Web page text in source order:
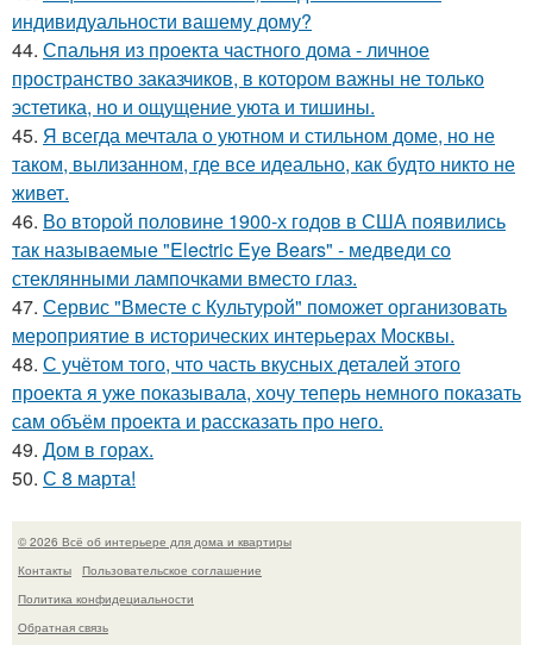
индивидуальности вашему дому?
44. Спальня из проекта частного дома - личное
пространство заказчиков, в котором важны не только
эстетика, но и ощущение уюта и тишины.
45. Я всегда мечтала о уютном и стильном доме, но не
таком, вылизанном, где все идеально, как будто никто не
живет.
46. Во второй половине 1900-х годов в США появились
так называемые "Electric Eye Bears" - медведи со
стеклянными лампочками вместо глаз.
47. Сервис "Вместе с Культурой" поможет организовать
мероприятие в исторических интерьерах Москвы.
48. С учётом того, что часть вкусных деталей этого
проекта я уже показывала, хочу теперь немного показать
сам объём проекта и рассказать про него.
49. Дом в горах.
50. С 8 марта!
© 2026 Всё об интерьере для дома и квартиры
Контакты
Пользовательское соглашение
Политика конфидециальности
Обратная связь